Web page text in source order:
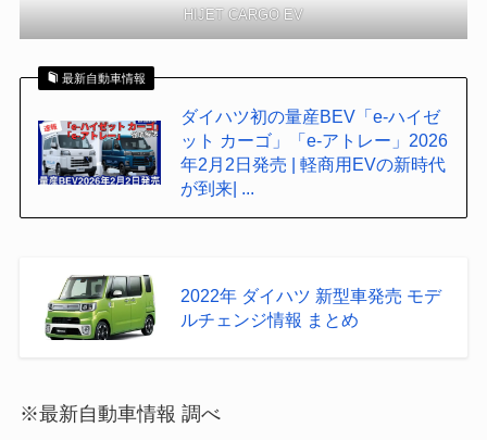
HIJET CARGO EV
最新自動車情報
ダイハツ初の量産BEV「e-ハイゼ
ット カーゴ」「e-アトレー」2026
年2月2日発売 | 軽商用EVの新時代
が到来| ...
2022年 ダイハツ 新型車発売 モデ
ルチェンジ情報 まとめ
※最新自動車情報 調べ